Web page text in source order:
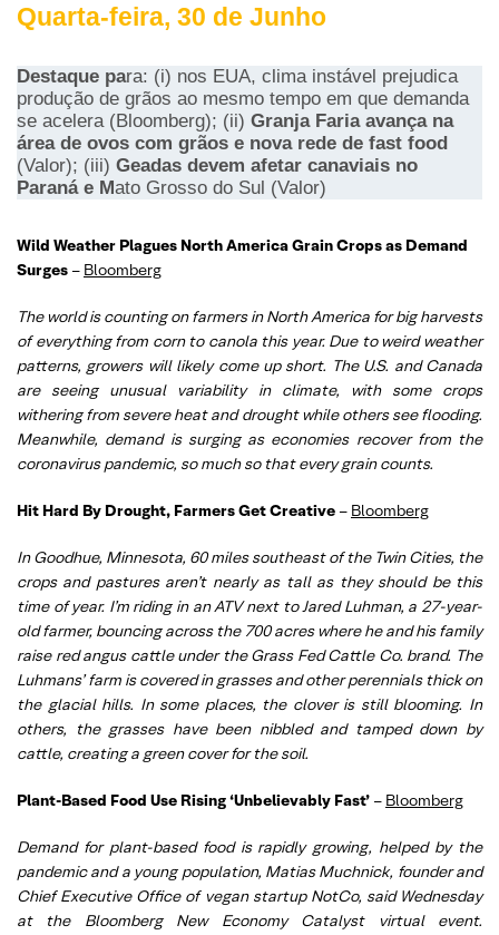
Quarta-feira, 30 de Junho
Destaque para: (i) nos EUA, clima instável prejudica
produção de grãos ao mesmo tempo em que demanda
se acelera (Bloomberg); (ii) Granja Faria avança na
área de ovos com grãos e nova rede de fast food
(Valor); (iii) Geadas devem afetar canaviais no
Paraná e Mato Grosso do Sul (Valor)
Wild Weather Plagues North America Grain Crops as Demand
Surges – Bloomberg
The world is counting on farmers in North America for big harvests
of everything from corn to canola this year. Due to weird weather
patterns, growers will likely come up short. The U.S. and Canada
are seeing unusual variability in climate, with some crops
withering from severe heat and drought while others see flooding.
Meanwhile, demand is surging as economies recover from the
coronavirus pandemic, so much so that every grain counts.
Hit Hard By Drought, Farmers Get Creative – Bloomberg
In Goodhue, Minnesota, 60 miles southeast of the Twin Cities, the
crops and pastures aren’t nearly as tall as they should be this
time of year. I’m riding in an ATV next to Jared Luhman, a 27-year-
old farmer, bouncing across the 700 acres where he and his family
raise red angus cattle under the Grass Fed Cattle Co. brand. The
Luhmans’ farm is covered in grasses and other perennials thick on
the glacial hills. In some places, the clover is still blooming. In
others, the grasses have been nibbled and tamped down by
cattle, creating a green cover for the soil.
Plant-Based Food Use Rising ‘Unbelievably Fast’ – Bloomberg
Demand for plant-based food is rapidly growing, helped by the
pandemic and a young population, Matias Muchnick, founder and
Chief Executive Office of vegan startup NotCo, said Wednesday
at the Bloomberg New Economy Catalyst virtual event.